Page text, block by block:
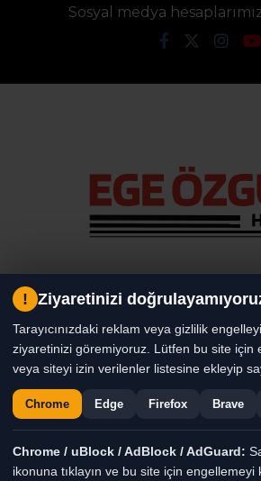
Sosyal medya
Tüm Hakları Saklıdır. |
! Ziyaretinizi
Tarayıcınızdaki reklam veya gizlilik
ziyaretinizi göremiyoruz. Lütfen bu site için
veya siteyi izin verilenler listesine ekleyip
Chrome Edge Firefox Brave
Chrome / uBlock / AdBlock / AdGuard:
ikonuna tıklayın ve bu site için engellemeyi